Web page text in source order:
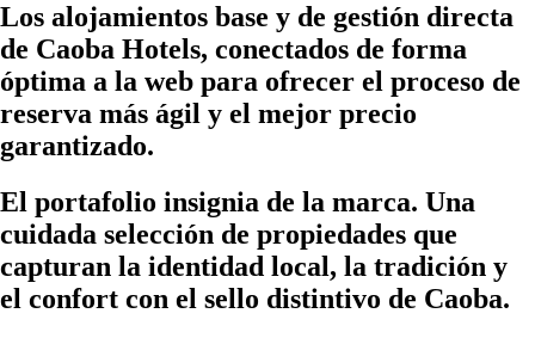
Los alojamientos base y de gestión directa
de Caoba Hotels, conectados de forma
óptima a la web para ofrecer el proceso de
reserva más ágil y el mejor precio
garantizado.
El portafolio insignia de la marca. Una
cuidada selección de propiedades que
capturan la identidad local, la tradición y
el confort con el sello distintivo de Caoba.